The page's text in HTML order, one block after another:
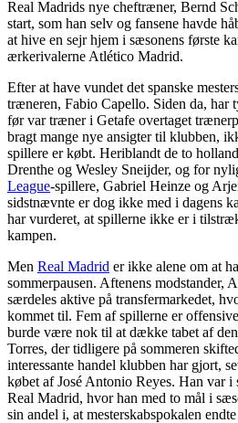
Real Madrids nye cheftræner, Bernd
start, som han selv og fansene havde
at hive en sejr hjem i sæsonens første
ærkerivalerne Atlético Madrid.
Efter at have vundet det spanske
træneren, Fabio Capello. Siden da, har
før var træner i Getafe overtaget
bragt mange nye ansigter til klubben,
spillere er købt. Heriblandt de to
Drenthe og Wesley Sneijder, og for
League-spillere, Gabriel Heinze og
sidstnævnte er dog ikke med i dagens
har vurderet, at spillerne ikke er i
kampen.
Men Real Madrid er ikke alene om at
sommerpausen. Aftenens modstander,
særdeles aktive på transfermarkedet,
kommet til. Fem af spillerne er
burde være nok til at dække tabet af
Torres, der tidligere på sommeren
interessante handel klubben har gjort,
købet af José Antonio Reyes. Han var
Real Madrid, hvor han med to mål i
sin andel i, at mesterskabspokalen